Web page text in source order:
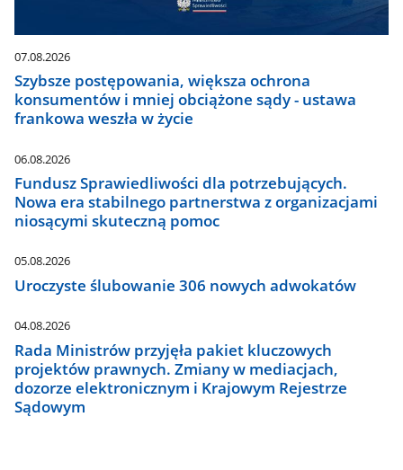
07.08.2026
Szybsze postępowania, większa ochrona
konsumentów i mniej obciążone sądy - ustawa
frankowa weszła w życie
06.08.2026
Fundusz Sprawiedliwości dla potrzebujących.
Nowa era stabilnego partnerstwa z organizacjami
niosącymi skuteczną pomoc
05.08.2026
Uroczyste ślubowanie 306 nowych adwokatów
04.08.2026
Rada Ministrów przyjęła pakiet kluczowych
projektów prawnych. Zmiany w mediacjach,
dozorze elektronicznym i Krajowym Rejestrze
Sądowym